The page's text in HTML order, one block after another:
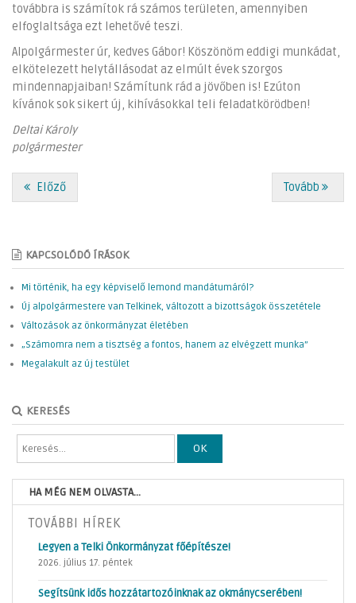
továbbra is számítok rá számos területen, amennyiben
elfoglaltsága ezt lehetővé teszi.
Alpolgármester úr, kedves Gábor! Köszönöm eddigi munkádat,
elkötelezett helytállásodat az elmúlt évek szorgos
mindennapjaiban! Számítunk rád a jövőben is! Ezúton
kívánok sok sikert új, kihívásokkal teli feladatkörödben!
Deltai Károly
polgármester
Előző Tovább
KAPCSOLÓDÓ ÍRÁSOK
Mi történik, ha egy képviselő lemond mandátumáról?
Új alpolgármestere van Telkinek, változott a bizottságok összetétele
Változások az önkormányzat életében
„Számomra nem a tisztség a fontos, hanem az elvégzett munka”
Megalakult az új testület
KERESÉS
OK
HA MÉG NEM OLVASTA...
TOVÁBBI HÍREK
Legyen a Telki Önkormányzat főépítésze!
2026. július 17. péntek
Segítsünk idős hozzátartozóinknak az okmánycserében!